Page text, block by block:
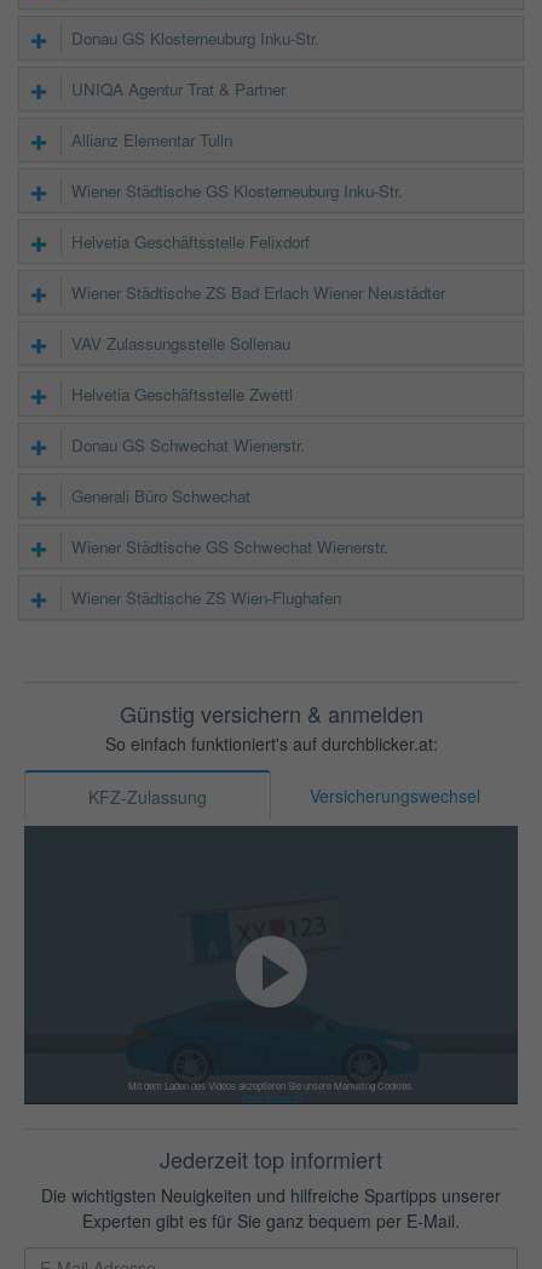
Donau GS Klosterneuburg Inku-Str.
UNIQA Agentur Trat & Partner
Allianz Elementar Tulln
Wiener Städtische GS Klosterneuburg Inku-Str.
Helvetia Geschäftsstelle Felixdorf
Wiener Städtische ZS Bad Erlach Wiener Neustädter
VAV Zulassungsstelle Sollenau
Helvetia Geschäftsstelle Zwettl
Donau GS Schwechat Wienerstr.
Generali Büro Schwechat
Wiener Städtische GS Schwechat Wienerstr.
Wiener Städtische ZS Wien-Flughafen
Günstig versichern & anmelden
So einfach funktioniert's auf durchblicker.at:
KFZ-Zulassung Versicherungswechsel
Mit dem Laden des Videos akzeptieren Sie unsere Marketing Cookies.
Mehr Erfahren
Jederzeit top informiert
Die wichtigsten Neuigkeiten und hilfreiche Spartipps unserer
Experten gibt es für Sie ganz bequem per E-Mail.